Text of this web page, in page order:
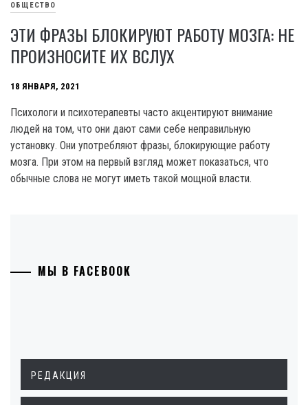
ОБЩЕСТВО
ЭТИ ФРАЗЫ БЛОКИРУЮТ РАБОТУ МОЗГА: НЕ
ПРОИЗНОСИТЕ ИХ ВСЛУХ
18 ЯНВАРЯ, 2021
Психологи и психотерапевты часто акцентируют внимание
людей на том, что они дают сами себе неправильную
установку. Они употребляют фразы, блокирующие работу
мозга. При этом на первый взгляд может показаться, что
обычные слова не могут иметь такой мощной власти.
МЫ В FACEBOOK
РЕДАКЦИЯ